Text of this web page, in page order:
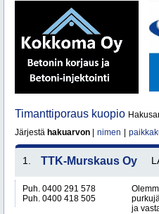
Timanttiporaus kuopio
Järjestä hakuarvon nimen
1. TTK-Murskaus Oy
Puh. 0400 291 578
Puh. 0400 418 505
ja